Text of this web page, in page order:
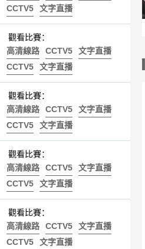
CCTV5
文字直播
觀看比賽：
高清線路
CCTV5
文字直播
CCTV5
文字直播
觀看比賽：
高清線路
CCTV5
文字直播
CCTV5
文字直播
觀看比賽：
高清線路
CCTV5
文字直播
CCTV5
文字直播
觀看比賽：
高清線路
CCTV5
文字直播
CCTV5
文字直播